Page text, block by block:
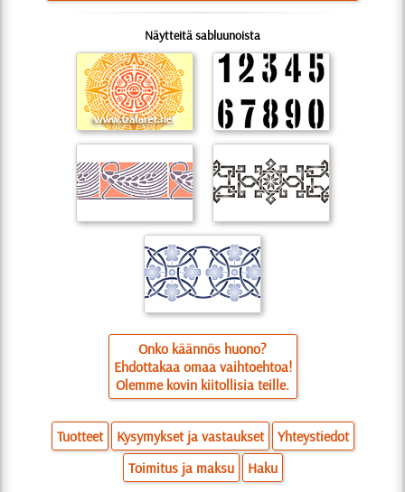
Näytteitä sabluunoista
Onko käännös huono?
Ehdottakaa omaa vaihtoehtoa!
Olemme kovin kiitollisia teille.
Tuotteet Kysymykset ja vastaukset
Yhteystiedot
Toimitus ja maksu
Haku